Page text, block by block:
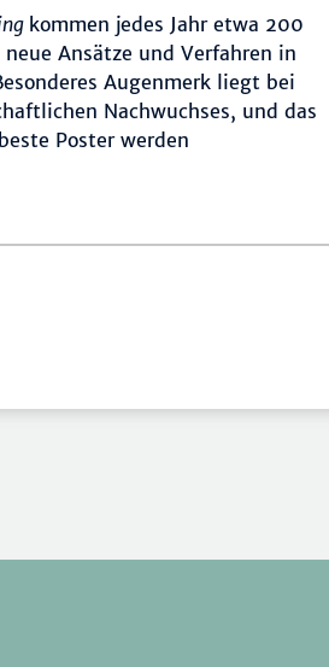
kommen jedes Jahr etwa 200
Ansätze und Verfahren in
Augenmerk liegt bei
Nachwuchses, und das
Poster werden